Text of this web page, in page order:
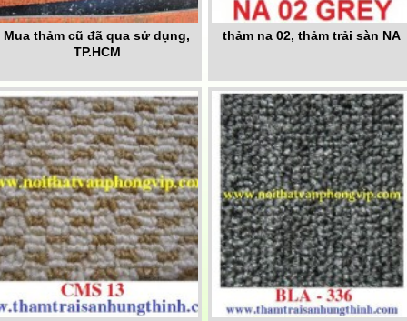
Mua thảm cũ đã qua sử dụng,
TP.HCM
thảm na 02, thảm trải sàn NA